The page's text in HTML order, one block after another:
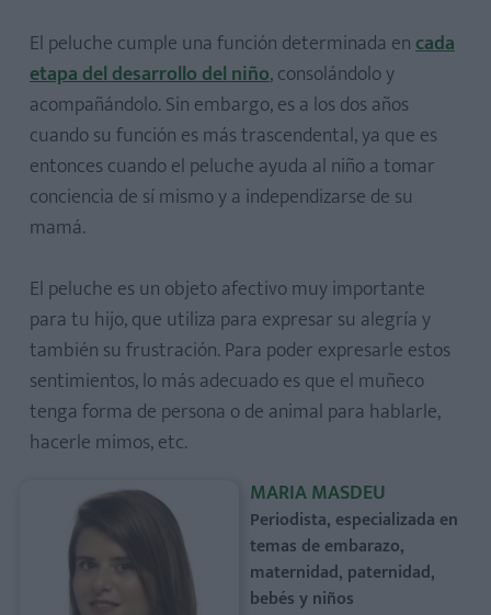
El peluche cumple una función determinada encada
etapa del desarrollo del niño, consolándolo y
acompañándolo. Sin embargo, es a los dos años
cuando su función es más trascendental, ya que es
entonces cuando el peluche ayuda al niño a tomar
conciencia de sí mismo y a independizarse de su
mamá.
El peluche es un objeto afectivo muy importante
para tu hijo, que utiliza para expresar su alegría y
también su frustración. Para poder expresarle estos
sentimientos, lo más adecuado es que el muñeco
tenga forma de persona o de animal para hablarle,
hacerle mimos, etc.
MARIA MASDEU
Periodista, especializada en
temas de embarazo,
maternidad, paternidad,
bebés y niños